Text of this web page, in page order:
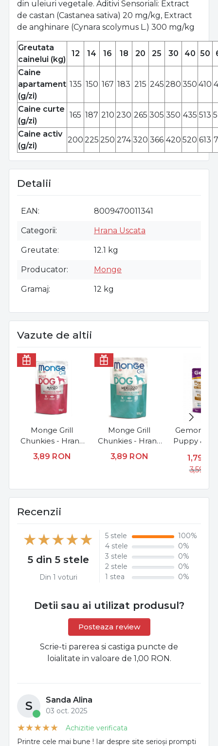
din uleiuri vegetale. Aditivi Sensoriali: Extract
de castan (Castanea sativa) 20 mg/kg, Extract
de anghinare (Cynara scolymus L.) 300 mg/kg
Greutata
cainelui (kg)
12 14 16 18 20 25 30 40 50
Caine
apartament
(g/zi)
135 150 167 183 215 245 280 350 410
Caine curte
(g/zi)
165 187 210 230 265 305 350 435 513
Caine activ
(g/zi)
200 225 250 274 320 366 420 520 613
Detalii
EAN 8009470011341
Categorii Hrana Uscata
Greutate 12.1 kg
Producator Monge
Gramaj 12 kg
Vazute de altii
Monge Grill
Chunkies - Hrana
umeda super-
premium - Vita -
3,89 RON
Monge Grill
Chunkies - Hrana
umeda super-
premium - Cod -
3,89 RON
Gemon
Puppy &
umeda
- Pui -
1,79
3,59
Recenzii
5 din 5 stele
Din 1 voturi
5 stele
100%
4 stele
0%
3 stele
0%
2 stele
0%
1 stea
0%
Detii sau ai utilizat produsul?
Posteaza review
Scrie-ti parerea si castiga puncte de
loialitate in valoare de 1,00 RON.
S Sanda Alina
03 oct. 2025
Achizitie verificata
Printre cele mai bune ! Iar despre site serioși prompti